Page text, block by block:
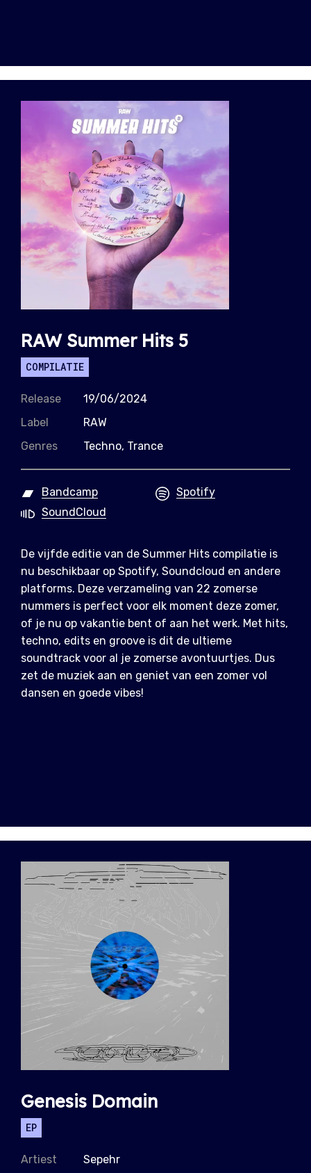
RAW Summer Hits 5
COMPILATIE
Release
19/06/2024
Label
RAW
Genres
Techno, Trance
Bandcamp
Spotify
SoundCloud
De vijfde editie van de Summer Hits compilatie is
nu beschikbaar op Spotify, Soundcloud en andere
platforms. Deze verzameling van 22 zomerse
nummers is perfect voor elk moment deze zomer,
of je nu op vakantie bent of aan het werk. Met hits,
techno, edits en groove is dit de ultieme
soundtrack voor al je zomerse avontuurtjes. Dus
zet de muziek aan en geniet van een zomer vol
dansen en goede vibes!
Genesis Domain
EP
Artiest
Sepehr